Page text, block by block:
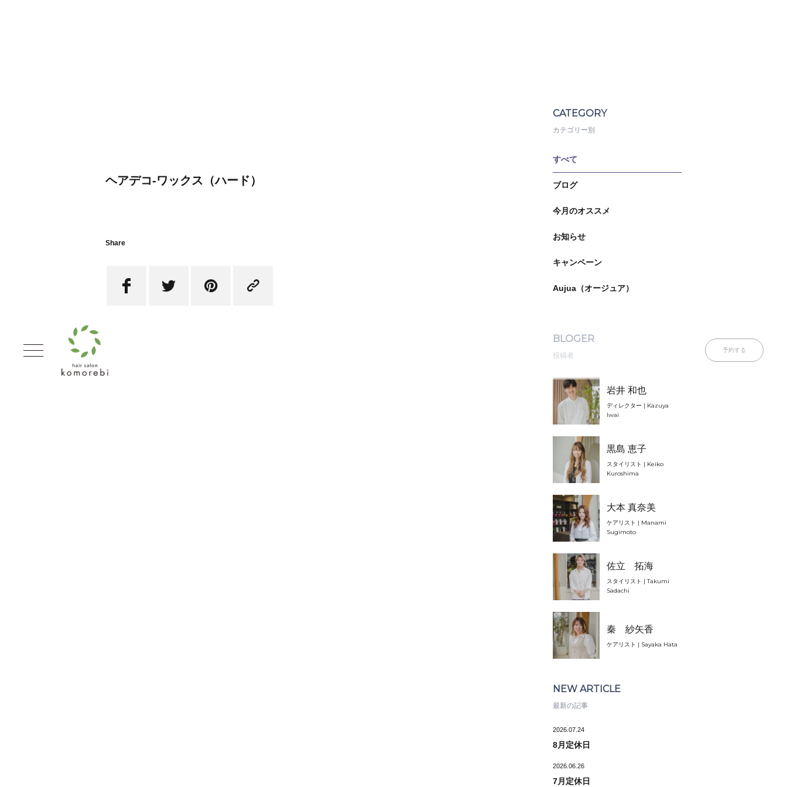
予約する
CATEGORY
カテゴリー別
すべて
ブログ
今月のオススメ
お知らせ
キャンペーン
Aujua（オージュア）
BLOGER
投稿者
岩井 和也
ディレクター | Kazuya
Iwai
黒島 恵子
スタイリスト | Keiko
Kuroshima
大本 真奈美
ケアリスト | Manami
Sugimoto
佐立 拓海
スタイリスト | Takumi
Sadachi
秦 紗矢香
ケアリスト | Sayaka Hata
NEW ARTICLE
最新の記事
2026.07.24
8月定休日
2026.06.26
7月定休日
ヘアデコ-ワックス（ハード）
Share
   